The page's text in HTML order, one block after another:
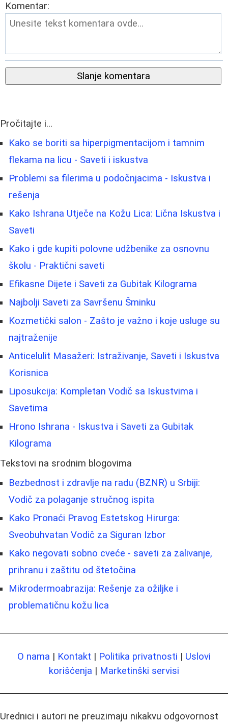
Komentar:
Slanje komentara
Pročitajte i...
Kako se boriti sa hiperpigmentacijom i tamnim
flekama na licu - Saveti i iskustva
Problemi sa filerima u podočnjacima - Iskustva i
rešenja
Kako Ishrana Utječe na Kožu Lica: Lična Iskustva i
Saveti
Kako i gde kupiti polovne udžbenike za osnovnu
školu - Praktični saveti
Efikasne Dijete i Saveti za Gubitak Kilograma
Najbolji Saveti za Savršenu Šminku
Kozmetički salon - Zašto je važno i koje usluge su
najtraženije
Anticelulit Masažeri: Istraživanje, Saveti i Iskustva
Korisnica
Liposukcija: Kompletan Vodič sa Iskustvima i
Savetima
Hrono Ishrana - Iskustva i Saveti za Gubitak
Kilograma
Tekstovi na srodnim blogovima
Bezbednost i zdravlje na radu (BZNR) u Srbiji:
Vodič za polaganje stručnog ispita
Kako Pronaći Pravog Estetskog Hirurga:
Sveobuhvatan Vodič za Siguran Izbor
Kako negovati sobno cveće - saveti za zalivanje,
prihranu i zaštitu od štetočina
Mikrodermoabrazija: Rešenje za ožiljke i
problematičnu kožu lica
O nama | Kontakt | Politika privatnosti | Uslovi
korišćenja | Marketinški servisi
Urednici i autori ne preuzimaju nikakvu odgovornost